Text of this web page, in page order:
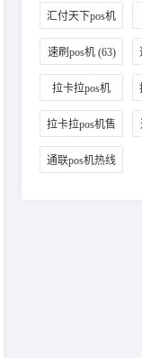
服
汇付天下pos机
(56)
速刷pos机(63)
拉卡拉pos机
(98)
拉卡拉pos机售
后 (38)
通联pos机热线